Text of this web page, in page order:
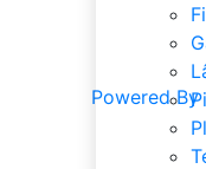
Powered By